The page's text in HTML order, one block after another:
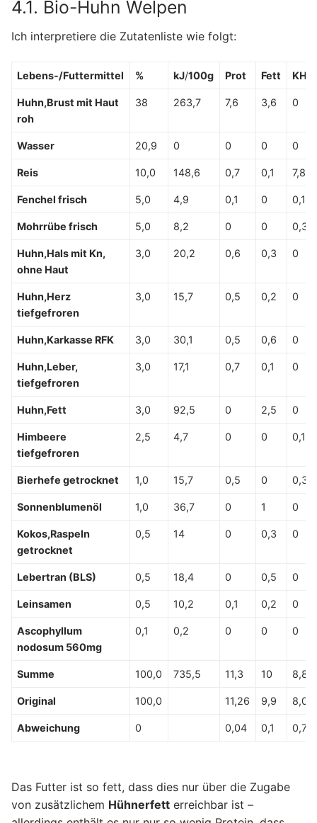
4.1. Bio-Huhn Welpen
Ich interpretiere die Zutatenliste wie folgt:
Lebens-/Futtermittel % kJ/100g Prot Fett KH
Huhn,Brust mit Haut
roh
38 263,7 7,6 3,6 0
Wasser 20,9 0 0 0 0
Reis 10,0 148,6 0,7 0,1 7,8
Fenchel frisch 5,0 4,9 0,1 0 0,1
Mohrrübe frisch 5,0 8,2 0 0 0,3
Huhn,Hals mit Kn,
ohne Haut
3,0 20,2 0,6 0,3 0
Huhn,Herz
tiefgefroren
3,0 15,7 0,5 0,2 0
Huhn,Karkasse RFK 3,0 30,1 0,5 0,6 0
Huhn,Leber,
tiefgefroren
3,0 17,1 0,7 0,1 0
Huhn,Fett 3,0 92,5 0 2,5 0
Himbeere
tiefgefroren
2,5 4,7 0 0 0,1
Bierhefe getrocknet 1,0 15,7 0,5 0 0,3
Sonnenblumenöl 1,0 36,7 0 1 0
Kokos,Raspeln
getrocknet
0,5 14 0 0,3 0
Lebertran (BLS) 0,5 18,4 0 0,5 0
Leinsamen 0,5 10,2 0,1 0,2 0
Ascophyllum
nodosum 560mg
0,1 0,2 0 0 0
Summe 100,0 735,5 11,3 10 8,8
Original 100,0 11,26 9,9 8,04
Abweichung 0 0,04 0,1 0,76
Das Futter ist so fett, dass dies nur über die Zugabe
von zusätzlichem Hühnerfett erreichbar ist –